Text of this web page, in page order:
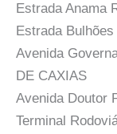
Estrada Anama
Estrada
Avenida
DE CAXIAS
Avenida Doutor
Terminal